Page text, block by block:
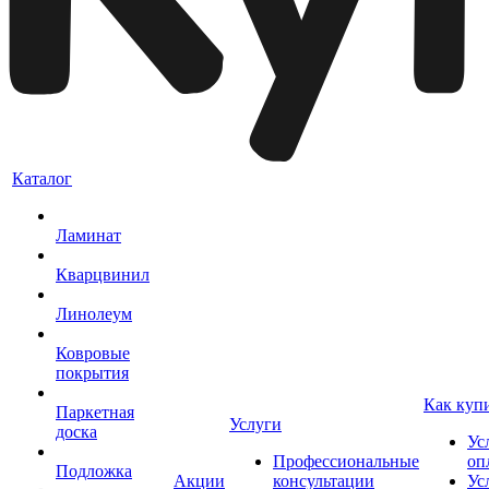
Каталог
Ламинат
Кварцвинил
Линолеум
Ковровые
покрытия
Паркетная
доска
Подложка
Акции
Услуги
Профессиональные
консультации
Как